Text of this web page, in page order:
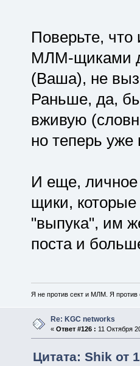
Поверьте,
МЛМ-щиками
(Ваша), не
Раньше, да,
вживую
но теперь уже
И еще,
щики,
"выпука", им
поста и
Я не против сект и МЛМ. Я
Re: KGC networks
« Ответ #126 : 11 Октября
Цитата: Shik от